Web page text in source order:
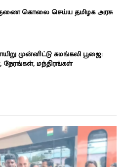
கொலை செய்ய தமிழக அரசு
முன்னிட்டு சுமங்கலி பூஜை:
நேரங்கள், மந்திரங்கள்